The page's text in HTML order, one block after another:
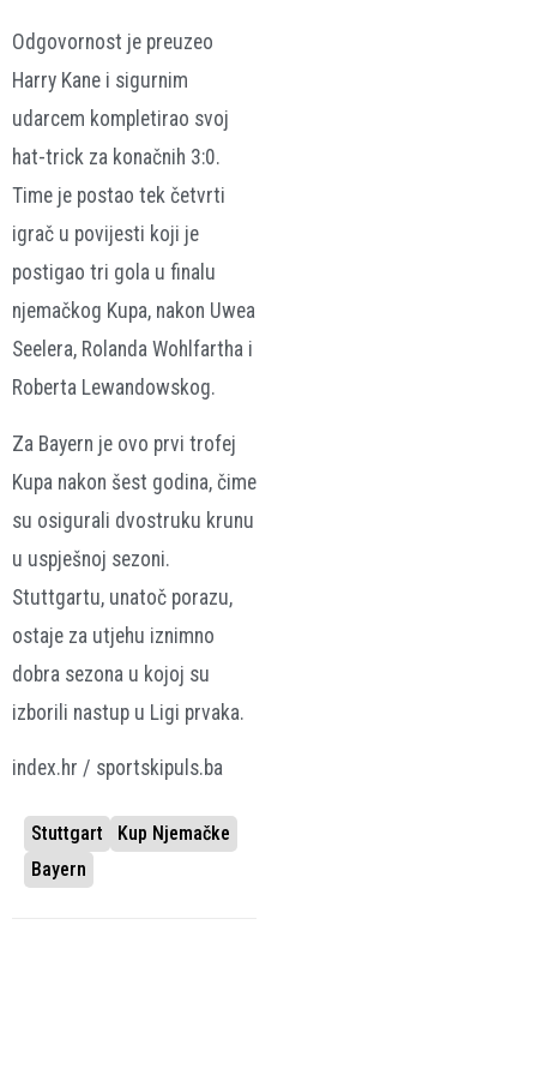
Odgovornost je preuzeo
Harry Kane i sigurnim
udarcem kompletirao svoj
hat-trick za konačnih 3:0.
Time je postao tek četvrti
igrač u povijesti koji je
postigao tri gola u finalu
njemačkog Kupa, nakon Uwea
Seelera, Rolanda Wohlfartha i
Roberta Lewandowskog.
Za Bayern je ovo prvi trofej
Kupa nakon šest godina, čime
su osigurali dvostruku krunu
u uspješnoj sezoni.
Stuttgartu, unatoč porazu,
ostaje za utjehu iznimno
dobra sezona u kojoj su
izborili nastup u Ligi prvaka.
index.hr / sportskipuls.ba
Stuttgart
Kup Njemačke
Bayern